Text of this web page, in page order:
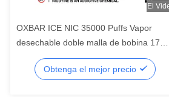
El
OXBAR ICE NIC 35000 Puffs Vapor
desechable doble malla de bobina 17
sabores
Obtenga el mejor precio